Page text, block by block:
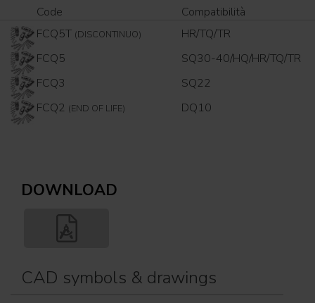
Code
Compatibilità
FCQ5T (DISCONTINUO)
HR/TQ/TR
FCQ5
SQ30-40/HQ/HR/TQ/TR
FCQ3
SQ22
FCQ2 (END OF LIFE) DQ10
DOWNLOAD
CAD symbols & drawings